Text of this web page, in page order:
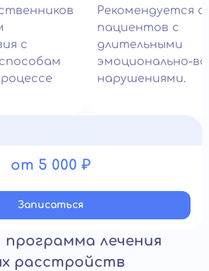
с
Рекомендуется
пациентов с
длительными
эмоционально-
нарушениями.
от 5 000 ₽
Записатьcя
программа лечения
расстройств